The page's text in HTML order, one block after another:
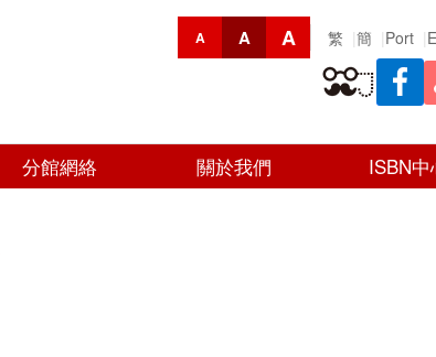
A A A 繁 簡 Port
分館網絡 關於我們 ISBN中